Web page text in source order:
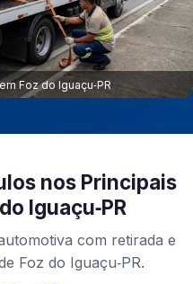
Foz do Iguaçu‑PR
nos Principais
Iguaçu‑PR
com retirada e
Foz do Iguaçu‑PR.